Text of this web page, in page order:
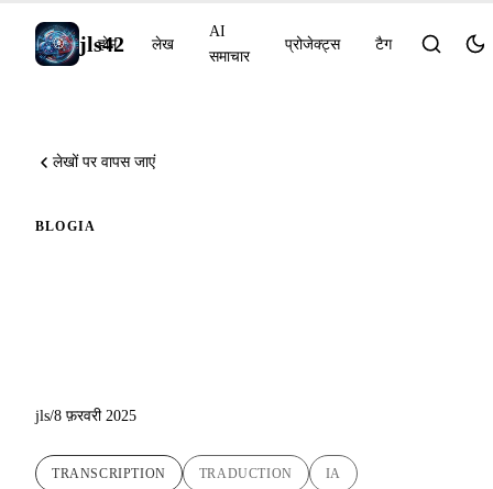
jls42
होम लेख
AI
समाचार
प्रोजेक्ट्स टैग
लेखों पर वापस जाएं
BLOGIA
jls/8 फ़रवरी 2025
TRANSCRIPTION TRADUCTION IA